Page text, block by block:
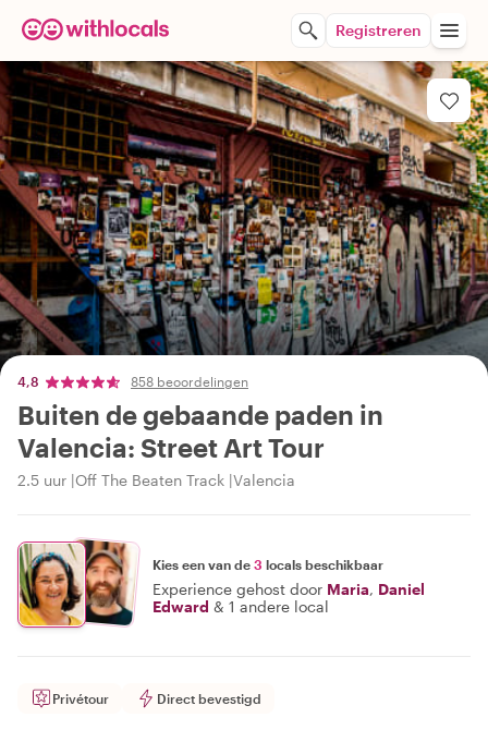
Registreren
4,8 858 beoordelingen
Buiten de gebaande paden in
Valencia: Street Art Tour
2.5 uur Off The Beaten Track Valencia
Kies een van de 3 locals beschikbaar
Experience gehost door Maria, Daniel
Edward & 1 andere local
Privétour Direct bevestigd